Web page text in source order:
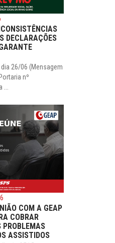
DECLARAÇÕES
26/06 (Mensagem
nº
...
COM A GEAP
COBRAR
PROBLEMAS
ASSISTIDOS